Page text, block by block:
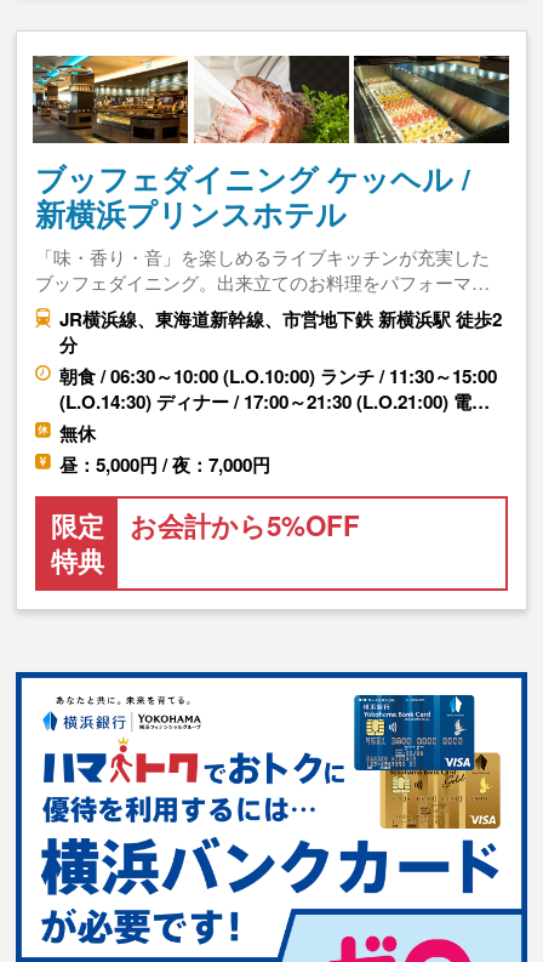
ブッフェダイニング ケッヘル /
新横浜プリンスホテル
「味・香り・音」を楽しめるライブキッチンが充実した
ブッフェダイニング。出来立てのお料理をパフォーマ…
JR横浜線、東海道新幹線、市営地下鉄 新横浜駅 徒歩2
分
朝食 / 06:30～10:00 (L.O.10:00) ランチ / 11:30～15:00
(L.O.14:30) ディナー / 17:00～21:30 (L.O.21:00) 電…
無休
昼：5,000円 / 夜：7,000円
限定
特典
お会計から5%OFF